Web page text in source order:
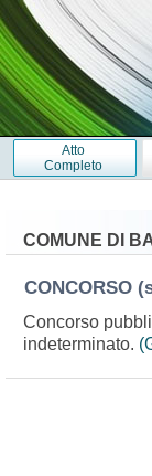
Atto
Completo
COMUNE DI
CONCORSO
Concorso
indeterminato.